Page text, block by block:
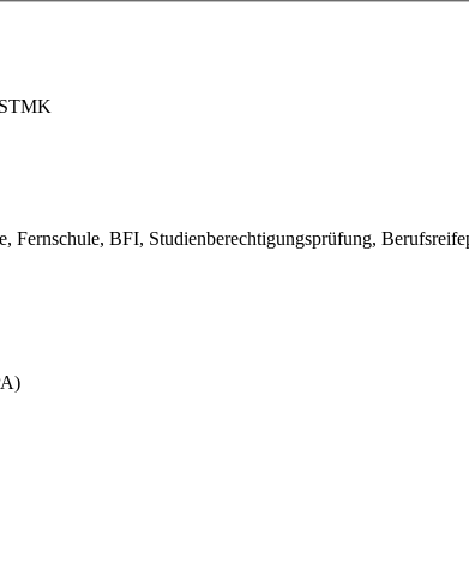
BFI, Studienberechtigungsprüfung,